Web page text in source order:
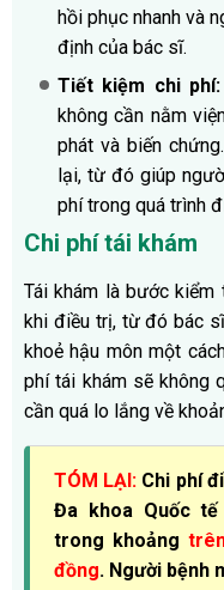
hồi phục nhanh và
định của bác sĩ.
Tiết kiệm chi phí:
không cần nằm
phát và biến
lại, từ đó giúp
phí trong quá trình
Chi phí tái khám
Tái khám là bước
khi điều trị, từ đó bác
khoẻ hậu môn một
phí tái khám sẽ không
cần quá lo lắng về
TÓM LẠI: Chi phí
Đa khoa Quốc
trong khoảng
đồng. Người bệnh